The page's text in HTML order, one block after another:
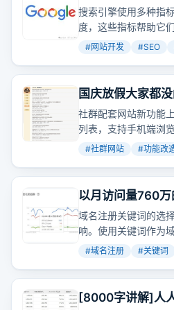
学的Google SEO
搜索引擎使用多种指
度，这些指标帮助它
值和用户友好的内容
参与度？哪些工具和
读性？
#网站开发 #SEO
国庆放假大家都
流量赚美元；社
社群配套网站新功能
列表，支持手机端浏览
#社群网站 #功能改
以月访问量760
告诉你为什么要
域名注册关键词的选
响。使用关键词作为
直接找到你的网站，
#域名注册 #关键词
[8000字讲解]人